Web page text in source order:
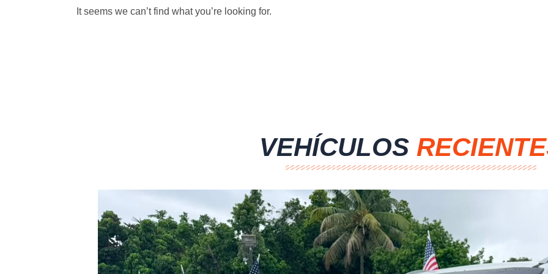
It seems we can’t find what you’re looking for.
VEHÍCULOS